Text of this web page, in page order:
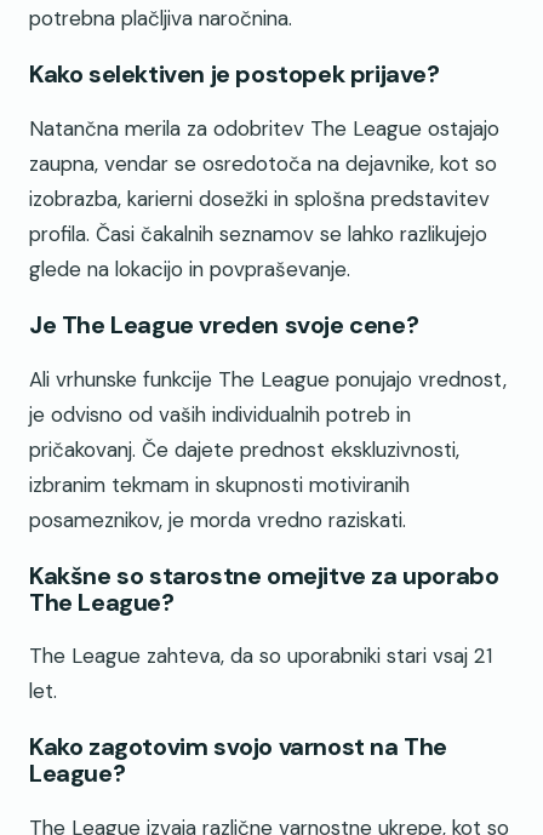
potrebna plačljiva naročnina.
Kako selektiven je postopek prijave?
Natančna merila za odobritev The League ostajajo
zaupna, vendar se osredotoča na dejavnike, kot so
izobrazba, karierni dosežki in splošna predstavitev
profila. Časi čakalnih seznamov se lahko razlikujejo
glede na lokacijo in povpraševanje.
Je The League vreden svoje cene?
Ali vrhunske funkcije The League ponujajo vrednost,
je odvisno od vaših individualnih potreb in
pričakovanj. Če dajete prednost ekskluzivnosti,
izbranim tekmam in skupnosti motiviranih
posameznikov, je morda vredno raziskati.
Kakšne so starostne omejitve za uporabo
The League?
The League zahteva, da so uporabniki stari vsaj 21
let.
Kako zagotovim svojo varnost na The
League?
The League izvaja različne varnostne ukrepe, kot so